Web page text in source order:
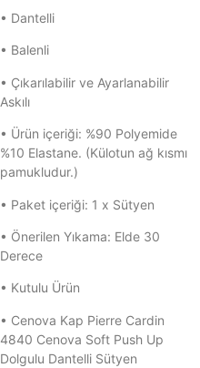
• Dantelli
• Balenli
• Çıkarılabilir ve Ayarlanabilir
Askılı
• Ürün içeriği: %90 Polyemide
%10 Elastane. (Külotun ağ kısmı
pamukludur.)
• Paket içeriği: 1 x Sütyen
• Önerilen Yıkama: Elde 30
Derece
• Kutulu Ürün
• Cenova Kap Pierre Cardin
4840 Cenova Soft Push Up
Dolgulu Dantelli Sütyen